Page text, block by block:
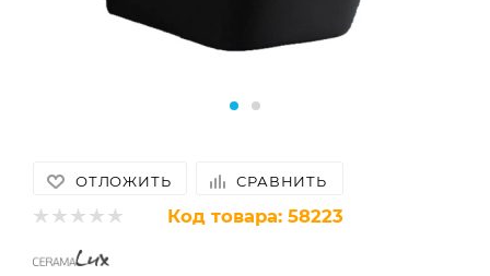
ОТЛОЖИТЬ СРАВНИТЬ
Код товара: 58223